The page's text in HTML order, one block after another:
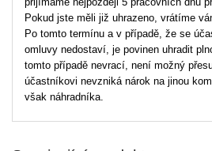
Pokud jste měli již uhrazeno, vrátíme
Po tomto termínu a v případě, že se
omluvy nedostaví, je povinen uhradit
tomto případě nevrací, není možný
účastníkovi nevzniká nárok na jinou
však náhradníka.